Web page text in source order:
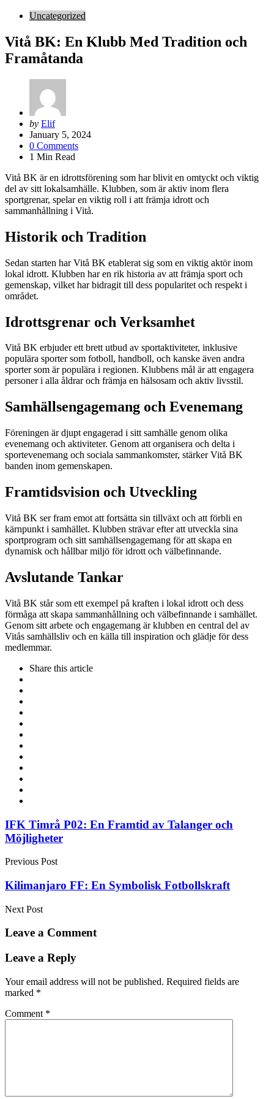
Uncategorized
Vitå BK: En Klubb Med Tradition och
Framåtanda
Posted
by
by Elif
January 5, 2024
0 Comments
1 Min Read
Vitå BK är en idrottsförening som har blivit en omtyckt och viktig
del av sitt lokalsamhälle. Klubben, som är aktiv inom flera
sportgrenar, spelar en viktig roll i att främja idrott och
sammanhållning i Vitå.
Historik och Tradition
Sedan starten har Vitå BK etablerat sig som en viktig aktör inom
lokal idrott. Klubben har en rik historia av att främja sport och
gemenskap, vilket har bidragit till dess popularitet och respekt i
området.
Idrottsgrenar och Verksamhet
Vitå BK erbjuder ett brett utbud av sportaktiviteter, inklusive
populära sporter som fotboll, handboll, och kanske även andra
sporter som är populära i regionen. Klubbens mål är att engagera
personer i alla åldrar och främja en hälsosam och aktiv livsstil.
Samhällsengagemang och Evenemang
Föreningen är djupt engagerad i sitt samhälle genom olika
evenemang och aktiviteter. Genom att organisera och delta i
sportevenemang och sociala sammankomster, stärker Vitå BK
banden inom gemenskapen.
Framtidsvision och Utveckling
Vitå BK ser fram emot att fortsätta sin tillväxt och att förbli en
kärnpunkt i samhället. Klubben strävar efter att utveckla sina
sportprogram och sitt samhällsengagemang för att skapa en
dynamisk och hållbar miljö för idrott och välbefinnande.
Avslutande Tankar
Vitå BK står som ett exempel på kraften i lokal idrott och dess
förmåga att skapa sammanhållning och välbefinnande i samhället.
Genom sitt arbete och engagemang är klubben en central del av
Vitås samhällsliv och en källa till inspiration och glädje för dess
medlemmar.
Share this article
Post
navigation
IFK Timrå P02: En Framtid av Talanger och
Möjligheter
Previous Post
Kilimanjaro FF: En Symbolisk Fotbollskraft
Next Post
Leave a Comment
Leave a Reply
Your email address will not be published. Required fields are
marked *
Comment *